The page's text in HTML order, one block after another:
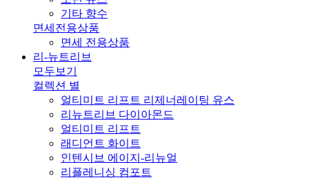
기타 향수
면세전용상품
면세 전용상품
리-뉴트리브
모두보기
컬렉션 별
얼티미트 리프트 리제너레이팅 유스
리뉴트리브 다이아몬드
얼티미트 리프트
래디언트 화이트
인텐시브 에이지-리뉴얼
리플레니싱 컴포트